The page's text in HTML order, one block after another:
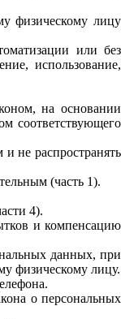
физическому лицу
или без
использование,
на основании
соответствующего
не распространять
(часть 1).
4).
и компенсацию
данных, при
физическому лицу.
о персональных